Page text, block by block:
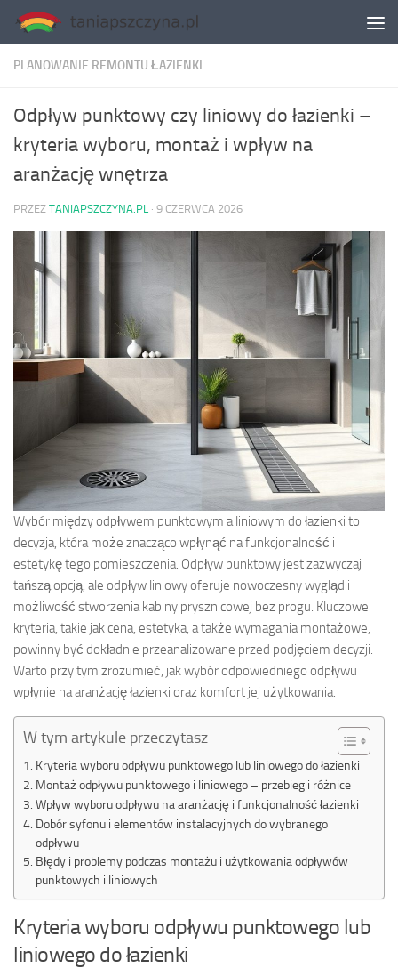
Skip to content
PLANOWANIE REMONTU ŁAZIENKI
Odpływ punktowy czy liniowy do łazienki –
kryteria wyboru, montaż i wpływ na
aranżację wnętrza
PRZEZ TANIAPSZCZYNA.PL · 9 CZERWCA 2026
Wybór między odpływem punktowym a liniowym do łazienki to
decyzja, która może znacząco wpłynąć na funkcjonalność i
estetykę tego pomieszczenia. Odpływ punktowy jest zazwyczaj
tańszą opcją, ale odpływ liniowy oferuje nowoczesny wygląd i
możliwość stworzenia kabiny prysznicowej bez progu. Kluczowe
kryteria, takie jak cena, estetyka, a także wymagania montażowe,
powinny być dokładnie przeanalizowane przed podjęciem decyzji.
Warto przy tym zrozumieć, jak wybór odpowiedniego odpływu
wpłynie na aranżację łazienki oraz komfort jej użytkowania.
W tym artykule przeczytasz
Kryteria wyboru odpływu punktowego lub liniowego do łazienki
Montaż odpływu punktowego i liniowego – przebieg i różnice
Wpływ wyboru odpływu na aranżację i funkcjonalność łazienki
Dobór syfonu i elementów instalacyjnych do wybranego
odpływu
Błędy i problemy podczas montażu i użytkowania odpływów
punktowych i liniowych
Kryteria wyboru odpływu punktowego lub
liniowego do łazienki